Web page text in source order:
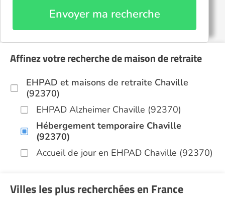
Envoyer ma recherche
Affinez votre recherche de maison de retraite
EHPAD et maisons de retraite Chaville
(92370)
EHPAD Alzheimer Chaville (92370)
Hébergement temporaire Chaville
(92370)
Accueil de jour en EHPAD Chaville (92370)
Villes les plus recherchées en France